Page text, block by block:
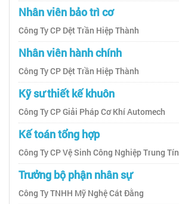
Nhân viên bảo trì cơ
Công Ty CP Dệt Trần Hiệp Thành
Nhân viên hành chính
Công Ty CP Dệt Trần Hiệp Thành
Kỹ sư thiết kế khuôn
Công Ty CP Giải Pháp Cơ Khí Automech
Kế toán tổng hợp
Công Ty CP Vệ Sinh Công Nghiệp Trung Tín
Trưởng bộ phận nhân sự
Công Ty TNHH Mỹ Nghệ Cát Đằng